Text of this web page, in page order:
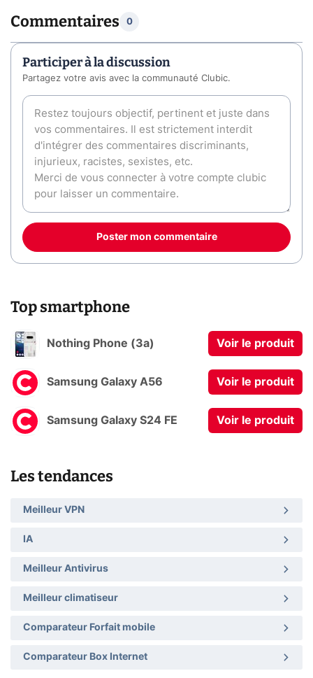
Commentaires 0
Participer à la discussion
Partagez votre avis avec la communauté Clubic.
Poster mon commentaire
Top smartphone
Nothing Phone (3a) Voir le produit
Samsung Galaxy A56 Voir le produit
Samsung Galaxy S24 FE Voir le produit
Les tendances
Meilleur VPN
IA
Meilleur Antivirus
Meilleur climatiseur
Comparateur Forfait mobile
Comparateur Box Internet